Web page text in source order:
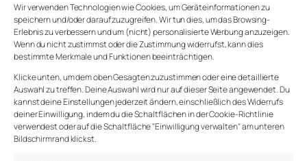
Wir verwenden Technologien wie Cookies, um Geräteinformationen zu
speichern und/oder darauf zuzugreifen. Wir tun dies, um das Browsing-
Erlebnis zu verbessern und um (nicht) personalisierte Werbung anzuzeigen.
Wenn du nicht zustimmst oder die Zustimmung widerrufst, kann dies
bestimmte Merkmale und Funktionen beeinträchtigen.
Klicke unten, um dem oben Gesagten zuzustimmen oder eine detaillierte
Auswahl zu treffen. Deine Auswahl wird nur auf dieser Seite angewendet. Du
kannst deine Einstellungen jederzeit ändern, einschließlich des Widerrufs
deiner Einwilligung, indem du die Schaltflächen in der Cookie-Richtlinie
verwendest oder auf die Schaltfläche "Einwilligung verwalten" am unteren
Bildschirmrand klickst.
aktuelle Version von ChatGPT und wie Künstliche
Intelligenz unser Leben verändert. Und die Zukunft
gestaltet, vor unseren Augen. Sam Altmans Sicht ist
erfrischend unaufgeregt und nicht dystopisch. Er
prophezeit nicht das Ende der Welt, die durch die
Herrschaft von KI ausgelöst wird. Er bangt nicht
darum, dass KI unsere Jobs wegnimmt. Er denkt, es
wird immer Jobs geben, egal was KI kann.
Die Zukunft wird zeigen, ob das tatsächlich so sein